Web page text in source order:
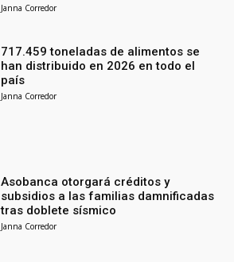
Janna Corredor
717.459 toneladas de alimentos se
han distribuido en 2026 en todo el
país
Janna Corredor
Asobanca otorgará créditos y
subsidios a las familias damnificadas
tras doblete sísmico
Janna Corredor